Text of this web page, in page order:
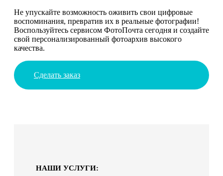
Не упускайте возможность оживить свои цифровые
воспоминания, превратив их в реальные фотографии!
Воспользуйтесь сервисом ФотоПочта сегодня и создайте
свой персонализированный фотоархив высокого
качества.
Сделать заказ
НАШИ УСЛУГИ: